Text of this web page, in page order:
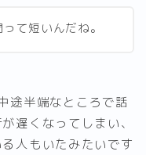
て短いんだね。
途半端なところで話
遅くなってしまい、
人もいたみたいです